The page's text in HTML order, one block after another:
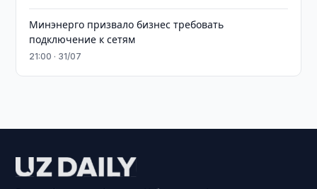
Минэнерго призвало бизнес требовать
подключение к сетям
21:00 · 31/07